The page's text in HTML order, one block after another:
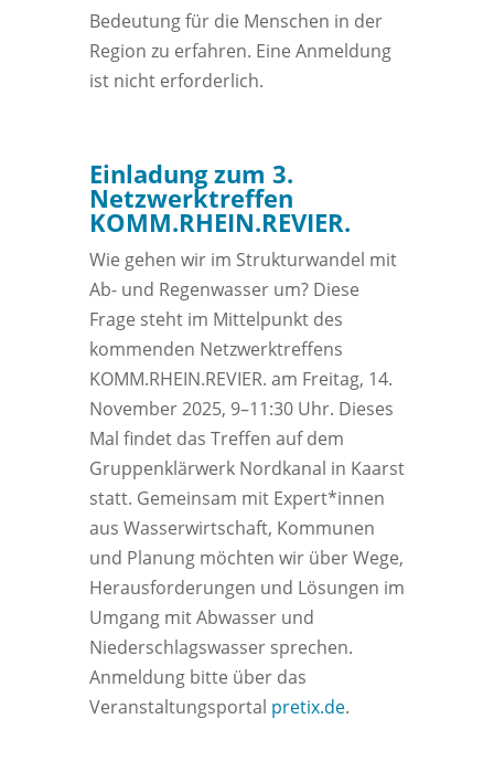
Bedeutung für die Menschen in der
Region zu erfahren. Eine Anmeldung
ist nicht erforderlich.
Einladung zum 3.
Netzwerktreffen
KOMM.RHEIN.REVIER.
Wie gehen wir im Strukturwandel mit
Ab- und Regenwasser um? Diese
Frage steht im Mittelpunkt des
kommenden Netzwerktreffens
KOMM.RHEIN.REVIER. am Freitag, 14.
November 2025, 9–11:30 Uhr. Dieses
Mal findet das Treffen auf dem
Gruppenklärwerk Nordkanal in Kaarst
statt. Gemeinsam mit Expert*innen
aus Wasserwirtschaft, Kommunen
und Planung möchten wir über Wege,
Herausforderungen und Lösungen im
Umgang mit Abwasser und
Niederschlagswasser sprechen.
Anmeldung bitte über das
Veranstaltungsportal pretix.de.